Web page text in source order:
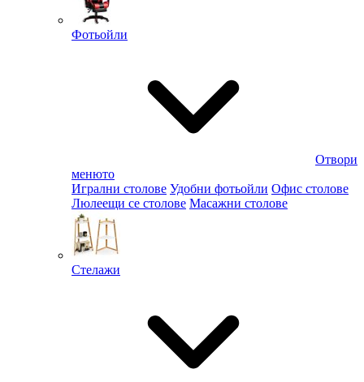
Фотьойли
Отвори
менюто
Игрални столове Удобни фотьойли Офис столове
Люлеещи се столове Масажни столове
Стелажи